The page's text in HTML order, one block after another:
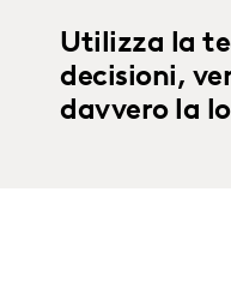
Utilizza la
decisioni,
davvero la